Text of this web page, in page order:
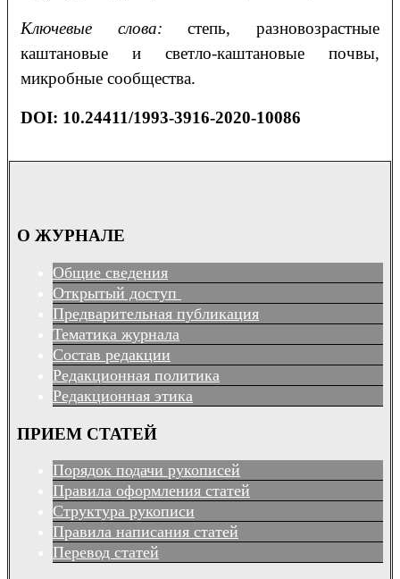
Ключевые слова: степь, разновозрастные
каштановые и светло-каштановые почвы,
микробные сообщества.
DOI: 10.24411/1993-3916-2020-10086
О ЖУРНАЛЕ
Общие сведения
Открытый доступ
Предварительная публикация
Тематика журнала
Состав редакции
Редакционная политика
Редакционная этика
ПРИЕМ СТАТЕЙ
Порядок подачи рукописей
Правила оформления статей
Структура рукописи
Правила написания статей
Перевод статей